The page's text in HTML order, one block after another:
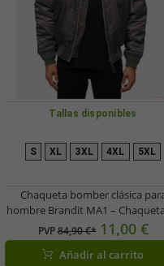
Tallas disponibles
S XL 3XL 4XL 5XL
Chaqueta bomber clásica
hombre Brandit MA1 – Chaqueta
entretiempo clásica con forro
acolchado (Antracita/
PVP84,90 €* 11,00 €
Añadir al carrito